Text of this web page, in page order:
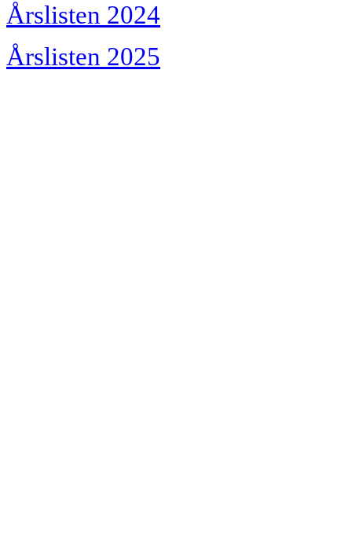
Årslisten 2024
Årslisten 2025